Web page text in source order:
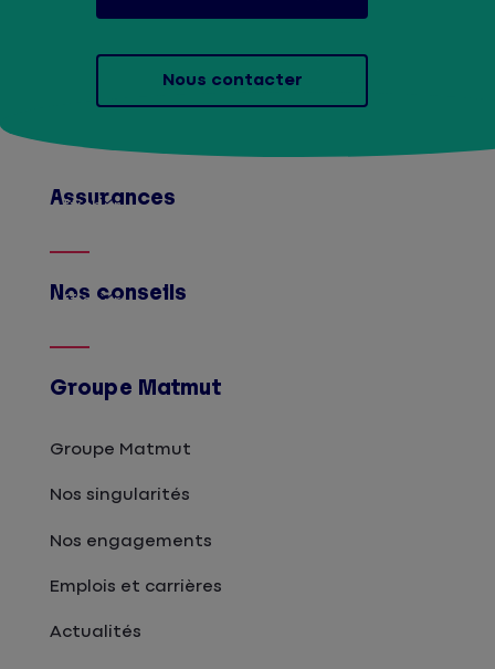
Nous contacter
Assurances
Afficher
Nos conseils
Afficher
Groupe Matmut
Groupe Matmut
Nos singularités
Nos engagements
Emplois et carrières
Actualités